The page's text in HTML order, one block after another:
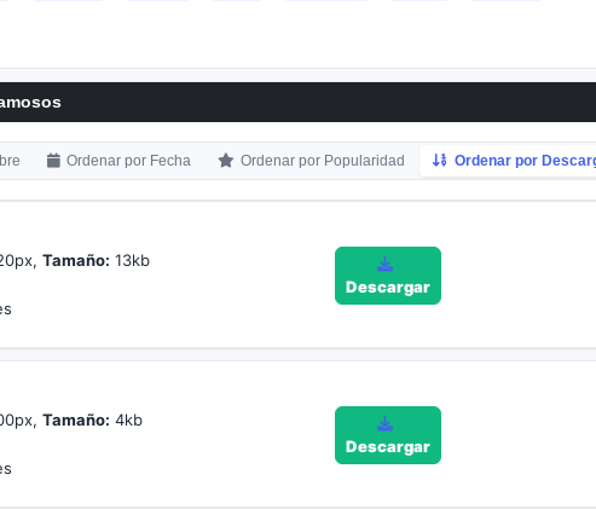
Ordenar por Fecha Ordenar por Popularidad Ordenar por
Tamaño: 13kb
Descargar
Tamaño: 4kb
Descargar